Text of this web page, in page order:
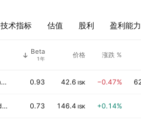
技术指标 估值 股利 盈利能力
Beta
1年 价格 涨跌 %
Sjova-Almennar tryggingar hf 0.93 42.6 ISK −0.47%
Islandsbanki hf 0.73 146.4 ISK +0.14%